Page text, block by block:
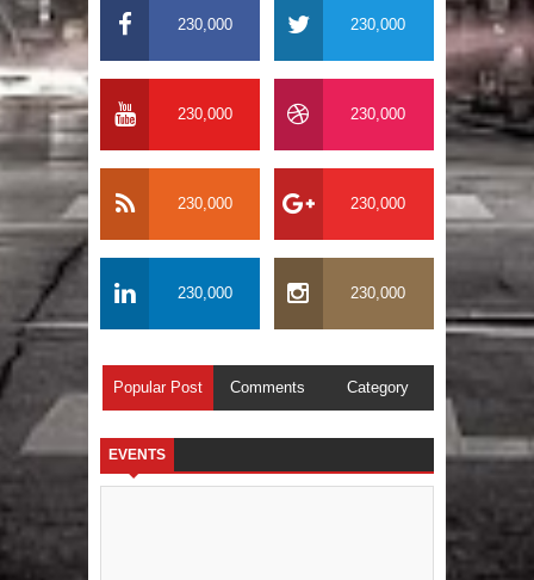
230,000 230,000
230,000 230,000
230,000 230,000
230,000 230,000
Popular Post Comments Category
EVENTS